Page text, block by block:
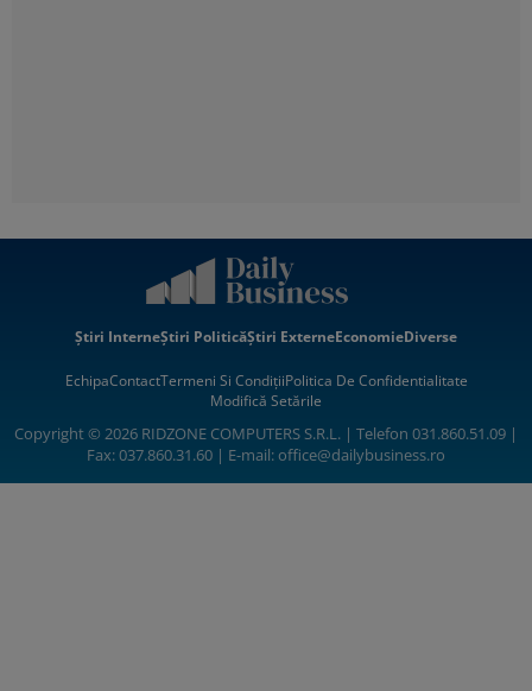
Știri InterneȘtiri PoliticăȘtiri ExterneEconomieDiverse
EchipaContactTermeni Si CondițiiPolitica De Confidentialitate
Modifică Setările
Copyright © 2026 RIDZONE COMPUTERS S.R.L. | Telefon 031.860.51.09 |
Fax: 037.860.31.60 | E-mail:office@dailybusiness.ro